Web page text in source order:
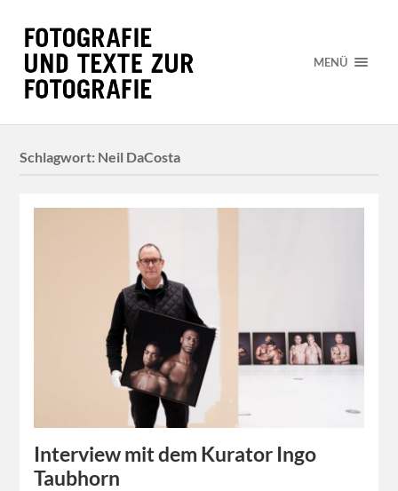
MENÜ
Schlagwort: Neil DaCosta
Interview mit dem Kurator Ingo
Taubhorn